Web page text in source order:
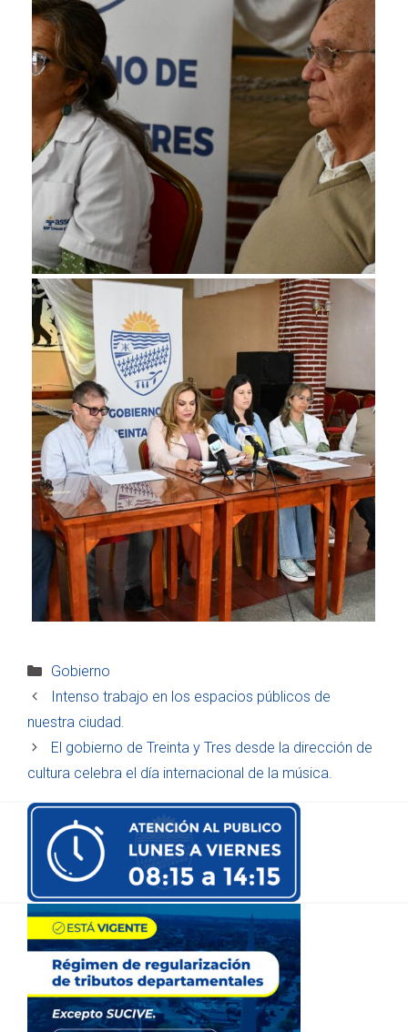
Categorías
Gobierno
Intenso trabajo en los espacios públicos de
nuestra ciudad.
El gobierno de Treinta y Tres desde la dirección de
cultura celebra el día internacional de la música.